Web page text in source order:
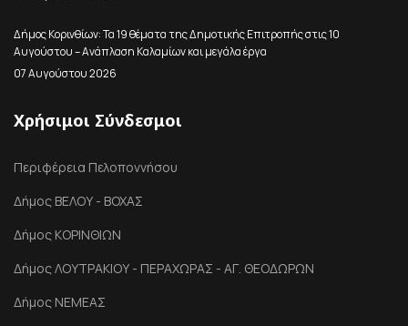
Δήμος Κορινθίων: Τα 19 θέματα της Δημοτικής Επιτροπής στις 10
Αυγούστου – Ανάπλαση Καλαμίων και μεγάλα έργα
07 Αυγούστου 2026
Χρήσιμοι Σύνδεσμοι
Περιφέρεια Πελοποννήσου
Δήμος ΒΕΛΟΥ - ΒΟΧΑΣ
Δήμος ΚΟΡΙΝΘΙΩΝ
Δήμος ΛΟΥΤΡΑΚΙΟΥ - ΠΕΡΑΧΩΡΑΣ - ΑΓ. ΘΕΟΔΩΡΩΝ
Δήμος ΝΕΜΕΑΣ